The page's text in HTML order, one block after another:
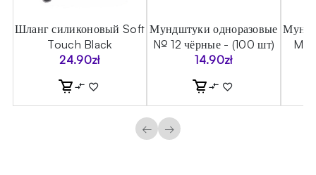
Шланг силиконовый Soft
Touch Black
24.90zł
Мундштуки одноразовые
№ 12 чёрные - (100 шт)
14.90zł
← →